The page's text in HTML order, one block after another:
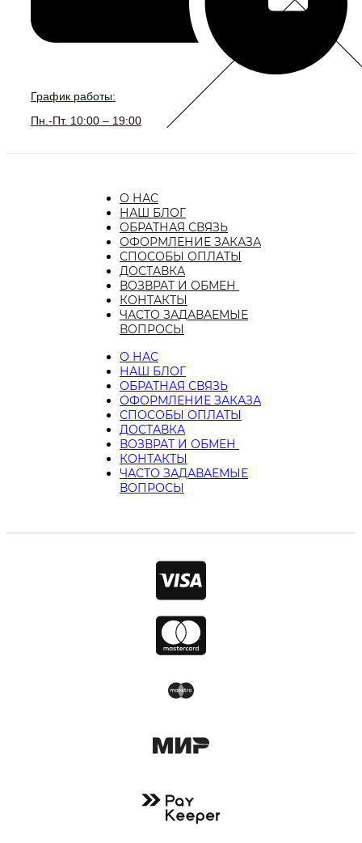
График работы:
Пн.-Пт. 10:00 – 19:00
О НАС
НАШ БЛОГ
ОБРАТНАЯ СВЯЗЬ
ОФОРМЛЕНИЕ ЗАКАЗА
СПОСОБЫ ОПЛАТЫ
ДОСТАВКА
ВОЗВРАТ И ОБМЕН
КОНТАКТЫ
ЧАСТО ЗАДАВАЕМЫЕ
ВОПРОСЫ
О НАС
НАШ БЛОГ
ОБРАТНАЯ СВЯЗЬ
ОФОРМЛЕНИЕ ЗАКАЗА
СПОСОБЫ ОПЛАТЫ
ДОСТАВКА
ВОЗВРАТ И ОБМЕН
КОНТАКТЫ
ЧАСТО ЗАДАВАЕМЫЕ
ВОПРОСЫ